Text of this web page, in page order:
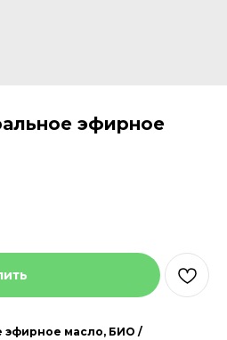
эфирное
эфирное масло, БИО /